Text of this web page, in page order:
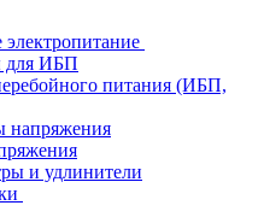
электропитание
для ИБП
питания (ИБП,
напряжения
и удлинители